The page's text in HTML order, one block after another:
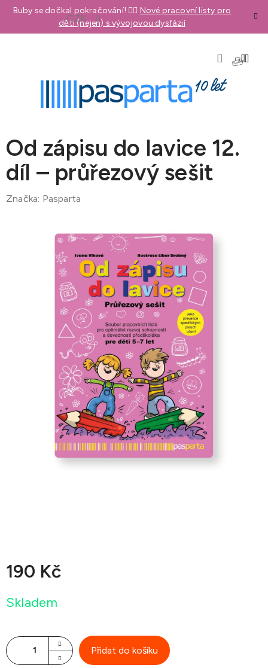
Přejít
obsah
Buby se dočkal pokračování! 👉🏼 Nové pracovní listy pro
děti (nejen) s vývojovou dysfázií
CZK
Od zápisu do lavice 12.
díl – průřezový sešit
Značka: Pasparta
190 Kč
cena:
Skladem
Přidat do košíku